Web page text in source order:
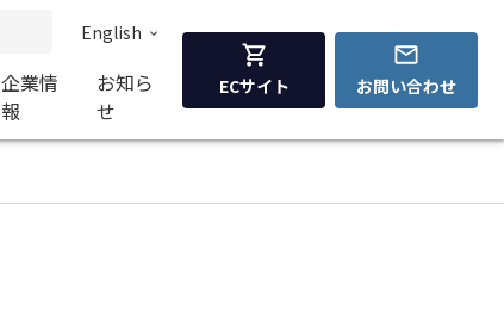
English
企業情
報
お知ら
せ
ECサイト お問い合わせ